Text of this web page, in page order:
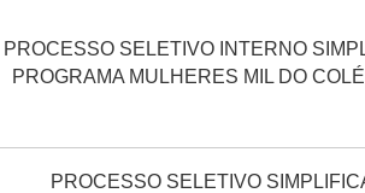
PROCESSO SELETIVO INTERNO
PROGRAMA MULHERES MIL DO
PROCESSO SELETIVO